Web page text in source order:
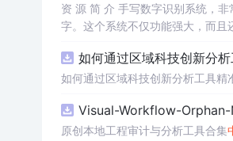
资 源 简 介 手写数字识别系统，
字。这个系统不仅功能强大，而
便和实用的工具，你一定会喜欢它
如何通过区域科技创新分
如何通过区域科技创新分析工具精
Visual-Workflow-
原创本地工程审计与分析工具合集